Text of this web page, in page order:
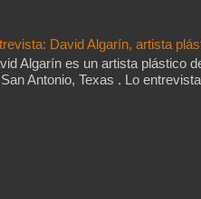
David Algarín, artista
Algarín es un artista plástico
Antonio, Texas . Lo